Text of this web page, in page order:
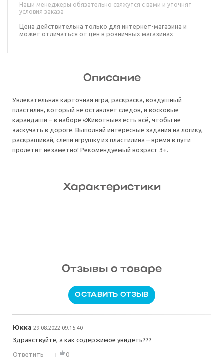
Наши менеджеры обязательно свяжутся с вами и уточнят
условия заказа
Цена действительна только для интернет-магазина и
может отличаться от цен в розничных магазинах
Описание
Увлекательная карточная игра, раскраска, воздушный
пластилин, который не оставляет следов, и восковые
карандаши – в наборе «Животные» есть всё, чтобы не
заскучать в дороге. Выполняй интересные задания на логику,
раскрашивай, слепи игрушку из пластилина – время в пути
пролетит незаметно! Рекомендуемый возраст 3+.
Характеристики
Отзывы о товаре
ОСТАВИТЬ ОТЗЫВ
Юкка 29.08.2022 09:15:40
Здравствуйте, а как содержимое увидеть???
Ответить 0